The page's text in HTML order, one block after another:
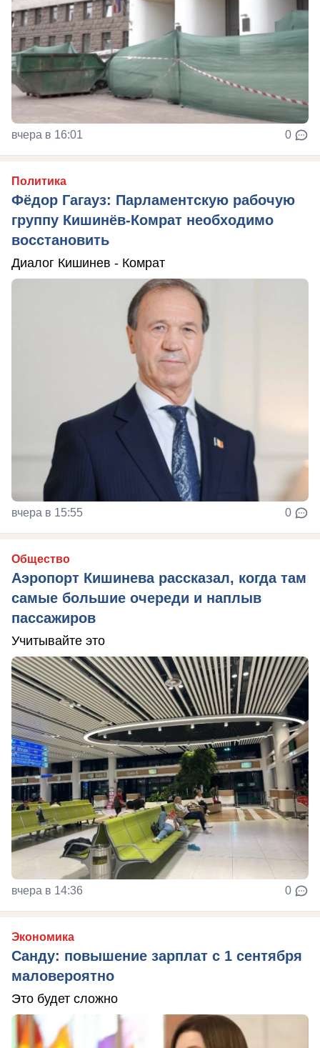
вчера в 16:01 0
Политика
Фёдор Гагауз: Парламентскую рабочую
группу Кишинёв-Комрат необходимо
восстановить
Диалог Кишинев - Комрат
вчера в 15:55 0
Общество
Аэропорт Кишинева рассказал, когда там
самые большие очереди и наплыв
пассажиров
Учитывайте это
вчера в 14:36 0
Экономика
Санду: повышение зарплат с 1 сентября
маловероятно
Это будет сложно